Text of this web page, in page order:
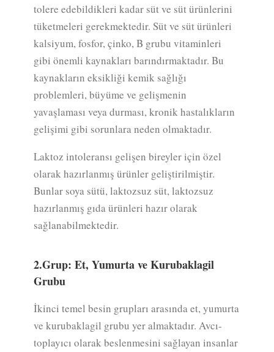
tolere edebildikleri kadar süt ve süt ürünlerini
tüketmeleri gerekmektedir. Süt ve süt ürünleri
kalsiyum, fosfor, çinko, B grubu vitaminleri
gibi önemli kaynakları barındırmaktadır. Bu
kaynakların eksikliği kemik sağlığı
problemleri, büyüme ve gelişmenin
yavaşlaması veya durması, kronik hastalıkların
gelişimi gibi sorunlara neden olmaktadır.
Laktoz intoleransı gelişen bireyler için özel
olarak hazırlanmış ürünler geliştirilmiştir.
Bunlar soya sütü, laktozsuz süt, laktozsuz
hazırlanmış gıda ürünleri hazır olarak
sağlanabilmektedir.
2.Grup: Et, Yumurta ve Kurubaklagil
Grubu
İkinci temel besin grupları arasında et, yumurta
ve kurubaklagil grubu yer almaktadır. Avcı-
toplayıcı olarak beslenmesini sağlayan insanlar